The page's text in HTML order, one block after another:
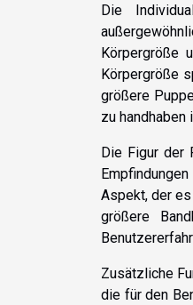
Die
Körpergröße
Körpergröße
größere
zu handhaben
Die Figur der
Aspekt, der
größere
Zusätzliche
die für den